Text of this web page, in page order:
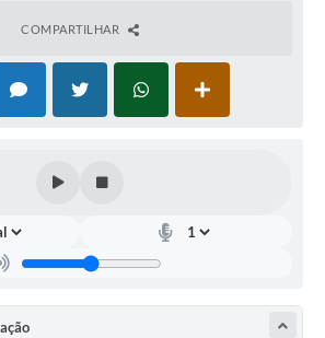
COMPARTILHAR